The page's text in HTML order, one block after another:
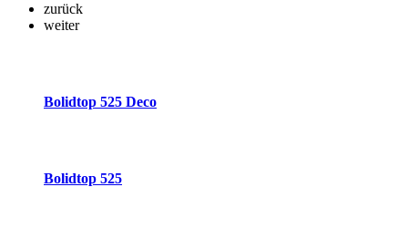
zurück
weiter
Bolidtop 525 Deco
Bolidtop 525